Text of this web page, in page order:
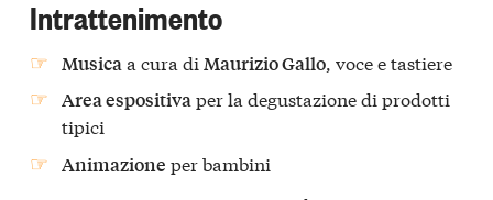
Intrattenimento
Musicaa cura di Maurizio Gallo, voce e tastiere
Area espositivaper la degustazione di prodotti
tipici
Animazione per bambini